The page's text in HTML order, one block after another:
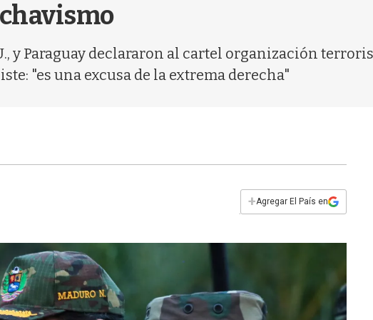
y Paraguay declararon al cartel organización
"es una excusa de la extrema derecha"
+Agregar El País en